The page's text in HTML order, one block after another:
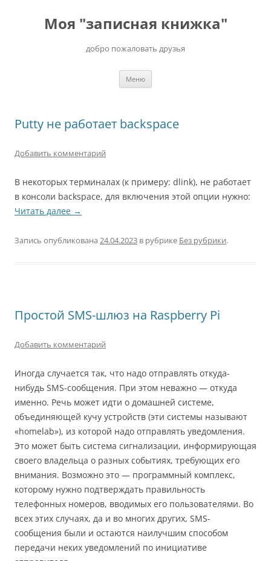
содержимомуМоя "записная книжка"
добро пожаловать друзья
Меню
Putty не работает backspace
Добавить комментарий
В некоторых терминалах (к примеру: dlink), не работает
в консоли backspace, для включения этой опции нужно:
Читать далее →
Запись опубликована 24.04.2023 в рубрике Без рубрики.
Простой SMS-шлюз на Raspberry Pi
Добавить комментарий
Иногда случается так, что надо отправлять откуда-
нибудь SMS-сообщения. При этом неважно — откуда
именно. Речь может идти о домашней системе,
объединяющей кучу устройств (эти системы называют
«homelab»), из которой надо отправлять уведомления.
Это может быть система сигнализации, информирующая
своего владельца о разных событиях, требующих его
внимания. Возможно это — программный комплекс,
которому нужно подтверждать правильность
телефонных номеров, вводимых его пользователями. Во
всех этих случаях, да и во многих других, SMS-
сообщения были и остаются наилучшим способом
передачи неких уведомлений по инициативе